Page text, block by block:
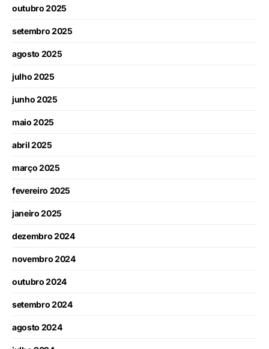
outubro 2025
setembro 2025
agosto 2025
julho 2025
junho 2025
maio 2025
abril 2025
março 2025
fevereiro 2025
janeiro 2025
dezembro 2024
novembro 2024
outubro 2024
setembro 2024
agosto 2024